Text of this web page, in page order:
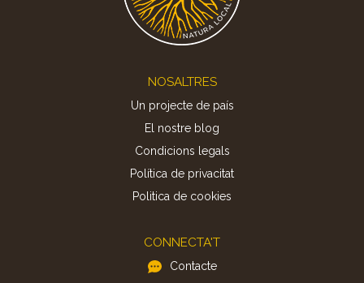
NOSALTRES
Un projecte de país
El nostre blog
Condicions legals
Política de privacitat
Politica de cookies
CONNECTA'T
Contacte